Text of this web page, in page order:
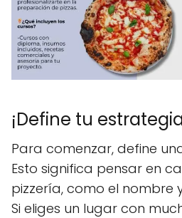
¡Define tu
Para comenzar, define
Esto significa pensar en
pizzería, como el nombre
Si eliges un lugar con